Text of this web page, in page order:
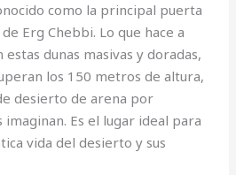
como la principal puerta
Erg Chebbi. Lo que hace a
dunas masivas y doradas,
los 150 metros de altura,
desierto de arena por
imaginan. Es el lugar ideal para
vida del desierto y sus